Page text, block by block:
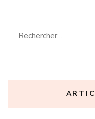
Rechercher :